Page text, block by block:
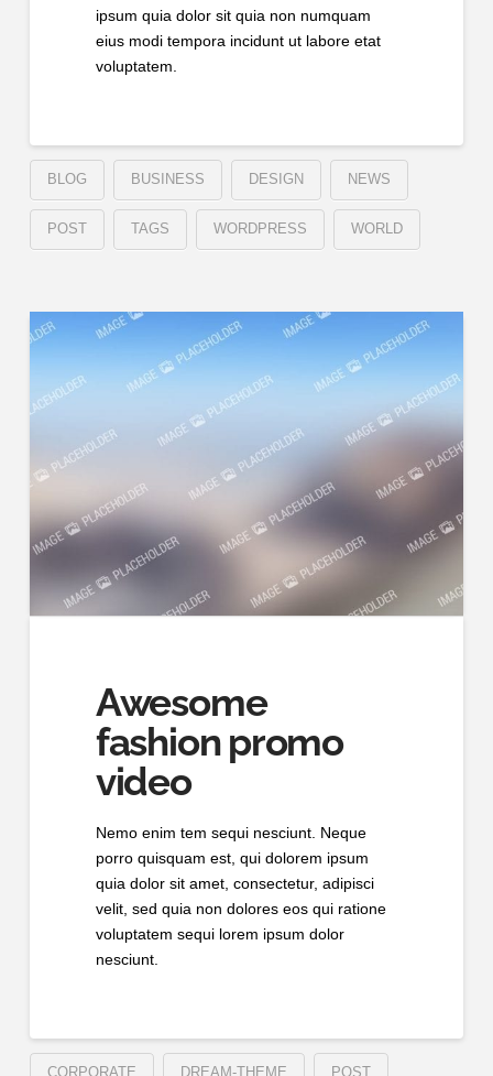
ipsum quia dolor sit quia non numquam
eius modi tempora incidunt ut labore etat
voluptatem.
BLOG BUSINESS DESIGN NEWS
POST TAGS WORDPRESS WORLD
Awesome
fashion promo
video
Nemo enim tem sequi nesciunt. Neque
porro quisquam est, qui dolorem ipsum
quia dolor sit amet, consectetur, adipisci
velit, sed quia non dolores eos qui ratione
voluptatem sequi lorem ipsum dolor
nesciunt.
CORPORATE DREAM-THEME POST